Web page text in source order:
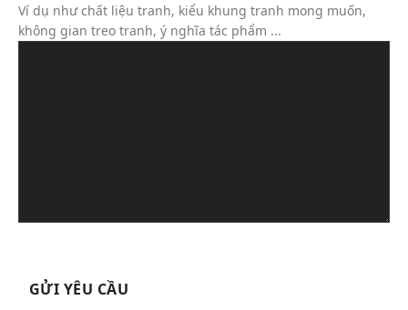
Ví dụ như chất liệu tranh, kiểu khung tranh mong muốn,
không gian treo tranh, ý nghĩa tác phẩm ...